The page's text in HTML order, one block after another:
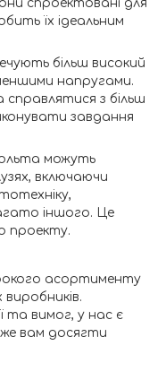
спроектовані для
їх ідеальним
більш високий
напругами.
з більш
завдання
можуть
включаючи
іншого. Це
проекту.
асортименту
виробників.
та вимог, у нас є
вам досягти